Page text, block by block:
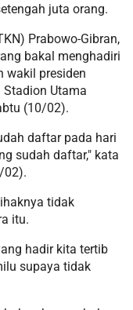
juta orang.
Prabowo-Gibran,
bakal menghadiri
wakil presiden
Utama
(10/02).
daftar pada hari
sudah daftar," kata
02).
tidak
itu.
hadir kita tertib
supaya tidak